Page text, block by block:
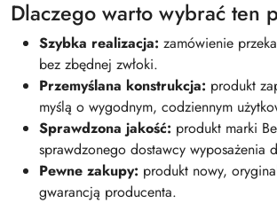
Dlaczego warto wybrać ten
Szybka realizacja: zamówienie
bez zbędnej zwłoki.
Przemyślana konstrukcja: produkt
myślą o wygodnym, codziennym
Sprawdzona jakość: produkt marki
sprawdzonego dostawcy wyposażenia
Pewne zakupy: produkt nowy,
gwarancją producenta.